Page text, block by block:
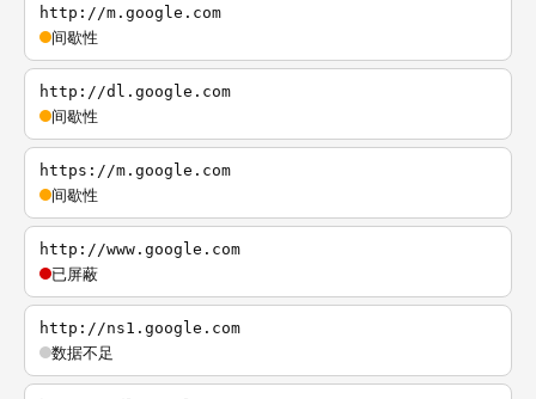
http://m.google.com
间歇性
http://dl.google.com
间歇性
https://m.google.com
间歇性
http://www.google.com
已屏蔽
http://ns1.google.com
数据不足